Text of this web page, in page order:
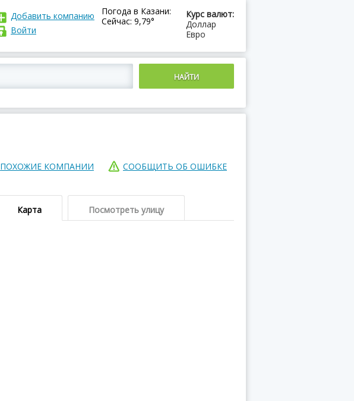
Курс валют:
Доллар
Евро
Погода в Казани:
Сейчас: 9,79°
Добавить компанию
Войти
ПОХОЖИЕ КОМПАНИИ СООБЩИТЬ ОБ ОШИБКЕ
Карта Посмотреть улицу